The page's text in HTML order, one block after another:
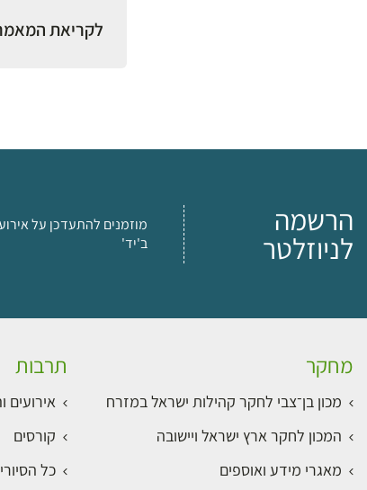
לקריאת
הרשמה
לניוזלטר
מוזמנים להתעדכן על
ב'יד'
מחקר
מכון בן־צבי לחקר קהילות ישראל במזרח
המכון לחקר ארץ ישראל ויישובה
מאגרי מידע ואוספים
תרבות
אירועים
קורסים
כל